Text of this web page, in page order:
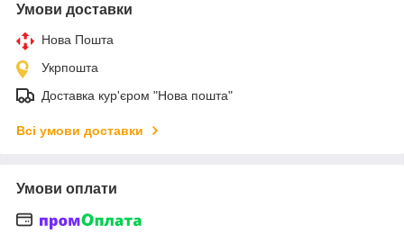
Умови доставки
Нова Пошта
Укрпошта
Доставка кур'єром "Нова пошта"
Всі умови доставки
Умови оплати